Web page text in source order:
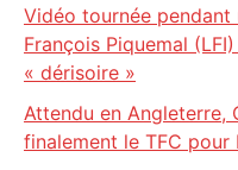
Vidéo tournée pendant
François Piquemal
« dérisoire »
Attendu en Angleterre,
finalement le TFC pour